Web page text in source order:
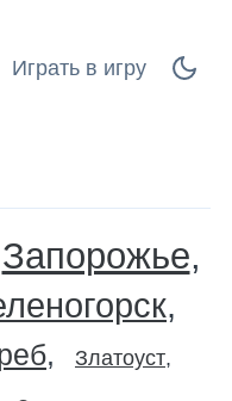
Играть в игру
Запорожье
Златоуст